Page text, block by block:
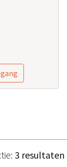
3 resultaten